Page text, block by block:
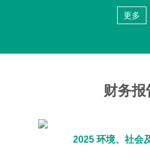
更多
财务报
2025 环境、社会